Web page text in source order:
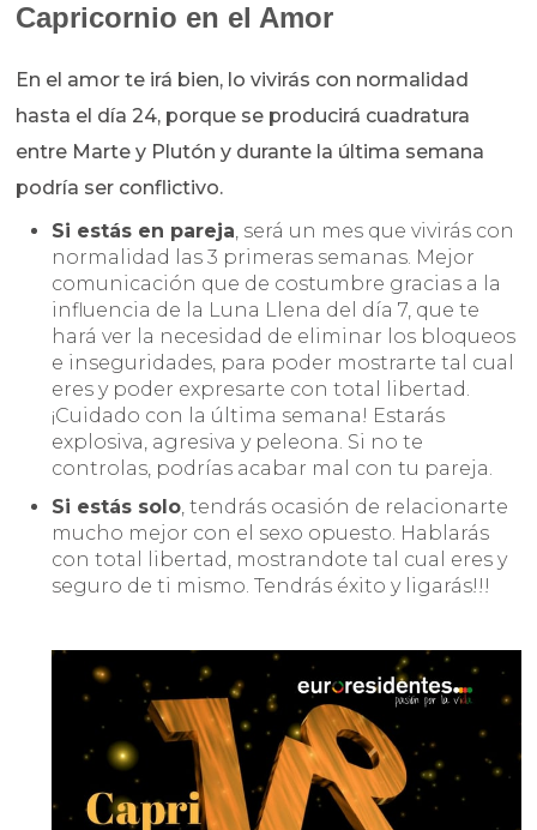
Capricornio en el Amor
En el amor te irá bien, lo vivirás con normalidad
hasta el día 24, porque se producirá cuadratura
entre Marte y Plutón y durante la última semana
podría ser conflictivo.
Si estás en pareja, será un mes que vivirás con
normalidad las 3 primeras semanas. Mejor
comunicación que de costumbre gracias a la
influencia de la Luna Llena del día 7, que te
hará ver la necesidad de eliminar los bloqueos
e inseguridades, para poder mostrarte tal cual
eres y poder expresarte con total libertad.
¡Cuidado con la última semana! Estarás
explosiva, agresiva y peleona. Si no te
controlas, podrías acabar mal con tu pareja.
Si estás solo, tendrás ocasión de relacionarte
mucho mejor con el sexo opuesto. Hablarás
con total libertad, mostrandote tal cual eres y
seguro de ti mismo. Tendrás éxito y ligarás!!!